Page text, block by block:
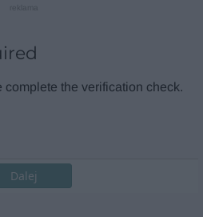
the verification check.
Dalej